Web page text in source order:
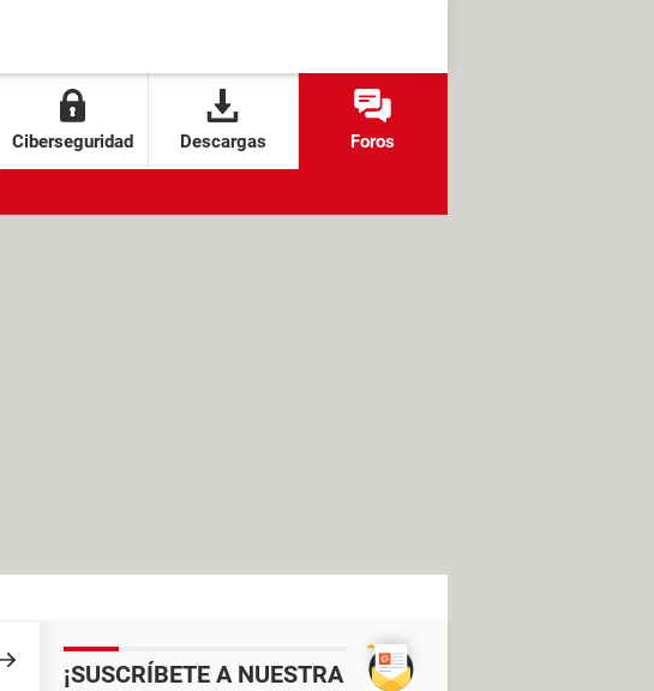
Ciberseguridad Descargas Foros
¡SUSCRÍBETE A NUESTRA